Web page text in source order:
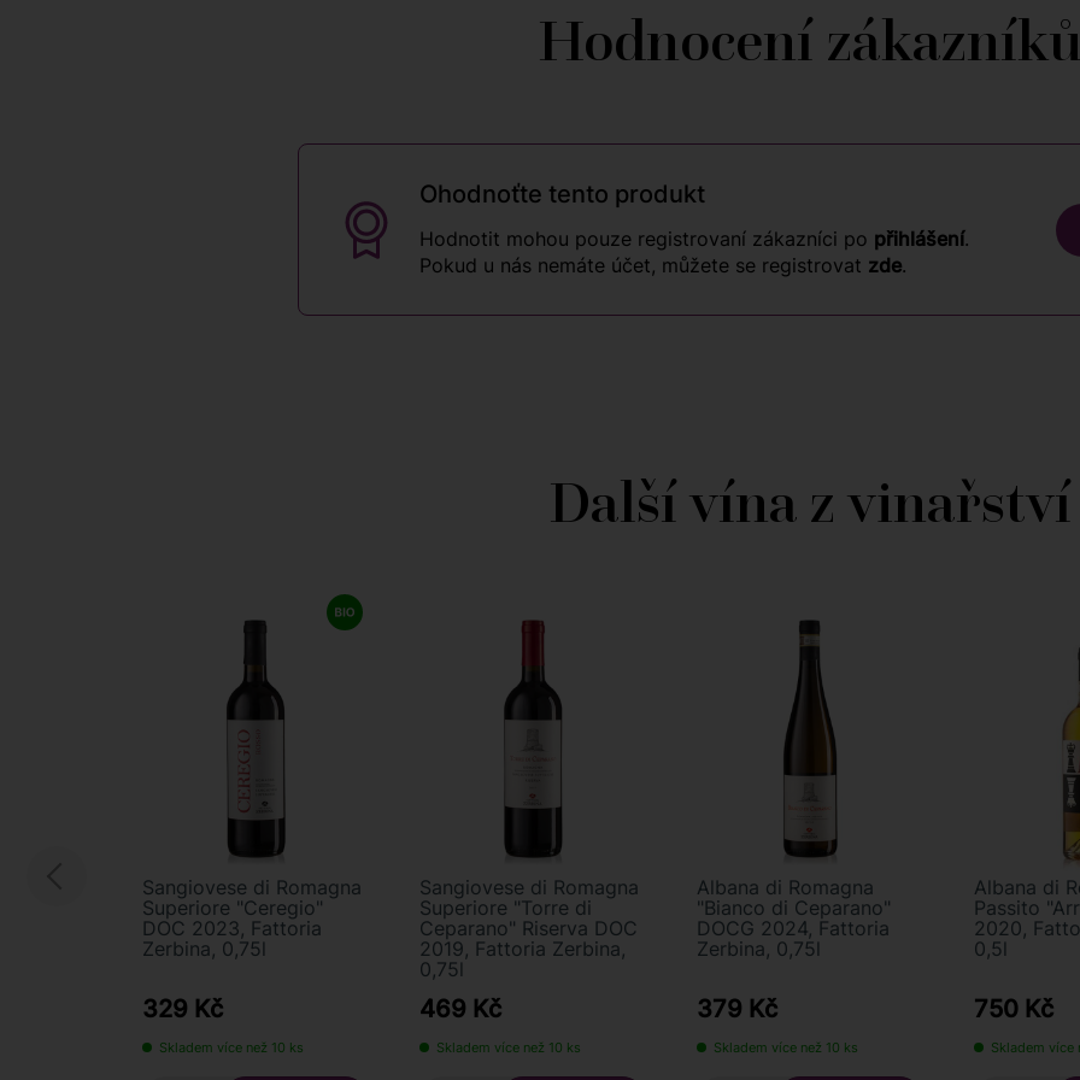
Hodnocení zákazníků
Ohodnoťte tento produkt
Hodnotit mohou pouze registrovaní zákazníci po přihlášení.
Pokud u nás nemáte účet, můžete se registrovat zde.
Další vína z vinařství
Sangiovese di Romagna
Superiore "Ceregio"
DOC 2023, Fattoria
Zerbina, 0,75l
329 Kč
Skladem více než 10 ks
Sangiovese di Romagna
Superiore "Torre di
Ceparano" Riserva DOC
2019, Fattoria Zerbina,
0,75l
469 Kč
Skladem více než 10 ks
Albana di Romagna
"Bianco di Ceparano"
DOCG 2024, Fattoria
Zerbina, 0,75l
379 Kč
Skladem více než 10 ks
Albana di
Passito
2020,
0,5l
750 Kč
Skladem více